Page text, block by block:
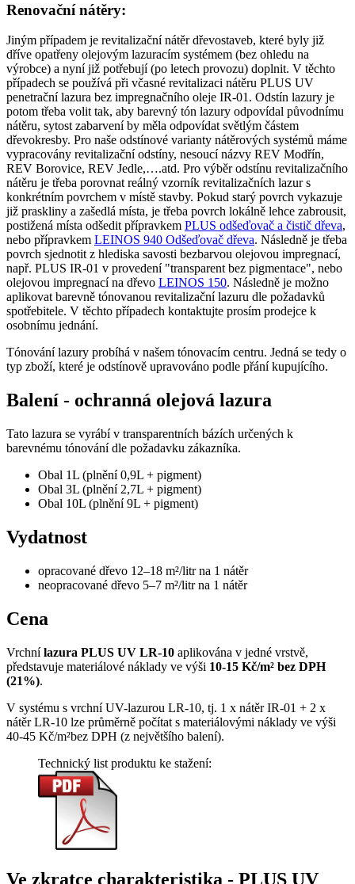
Renovační nátěry:
Jiným případem je revitalizační nátěr dřevostaveb, které byly již
dříve opatřeny olejovým lazuracím systémem (bez ohledu na
výrobce) a nyní již potřebují (po letech provozu) doplnit. V těchto
případech se používá při včasné revitalizaci nátěru PLUS UV
penetrační lazura bez impregnačního oleje IR-01. Odstín lazury je
potom třeba volit tak, aby barevný tón lazury odpovídal původnímu
nátěru, sytost zabarvení by měla odpovídat světlým částem
dřevokresby. Pro naše odstínové varianty nátěrových systémů máme
vypracovány revitalizační odstíny, nesoucí názvy REV Modřín,
REV Borovice, REV Jedle,….atd. Pro výběr odstínu revitalizačního
nátěru je třeba porovnat reálný vzorník revitalizačních lazur s
konkrétním povrchem v místě stavby. Pokud starý povrch vykazuje
již praskliny a zašedlá místa, je třeba povrch lokálně lehce zabrousit,
postižená místa odšedit přípravkem PLUS odšeďovač a čistič dřeva,
nebo přípravkem LEINOS 940 Odšeďovač dřeva. Následně je třeba
povrch sjednotit z hlediska savosti bezbarvou olejovou impregnací,
např. PLUS IR-01 v provedení "transparent bez pigmentace", nebo
olejovou impregnací na dřevo LEINOS 150. Následně je možno
aplikovat barevně tónovanou revitalizační lazuru dle požadavků
spotřebitele. V těchto případech kontaktujte prosím prodejce k
osobnímu jednání.
Tónování lazury probíhá v našem tónovacím centru. Jedná se tedy o
typ zboží, které je odstínově upravováno podle přání kupujícího.
Balení - ochranná olejová lazura
Tato lazura se vyrábí v transparentních bázích určených k
barevnému tónování dle požadavku zákazníka.
Obal 1L (plnění 0,9L + pigment)
Obal 3L (plnění 2,7L + pigment)
Obal 10L (plnění 9L + pigment)
Vydatnost
opracované dřevo 12–18 m²/litr na 1 nátěr
neopracované dřevo 5–7 m²/litr na 1 nátěr
Cena
Vrchnílazura PLUS UV LR-10 aplikována v jedné vrstvě,
představuje materiálové náklady ve výši 10-15 Kč/m² bez DPH
(21%).
V systému s vrchní UV-lazurou LR-10, tj. 1 x nátěr IR-01 + 2 x
nátěr LR-10 lze průměrně počítat s materiálovými náklady ve výši
40-45 Kč/m²bez DPH (z největšího balení).
Technický list produktu ke stažení:
Ve zkratce charakteristika - PLUS UV